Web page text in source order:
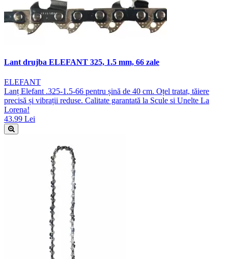
Lant drujba ELEFANT 325, 1.5 mm, 66 zale
ELEFANT
Lanț Elefant .325-1.5-66 pentru șină de 40 cm. Oțel tratat, tăiere
precisă și vibrații reduse. Calitate garantată la Scule si Unelte La
Lorena!
43.99 Lei